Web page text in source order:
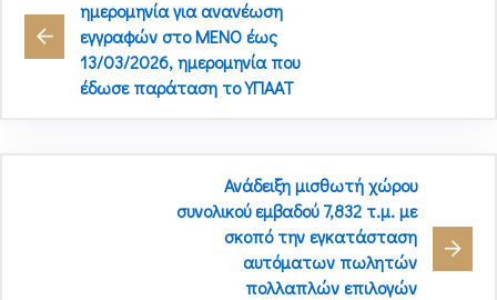
ημερομηνία για ανανέωση
εγγραφών στο ΜΕΝΟ έως
13/03/2026, ημερομηνία που
έδωσε παράταση το ΥΠΑΑΤ
Ανάδειξη μισθωτή χώρου
συνολικού εμβαδού 7,832 τ.μ. με
σκοπό την εγκατάσταση
αυτόματων πωλητών
πολλαπλών επιλογών